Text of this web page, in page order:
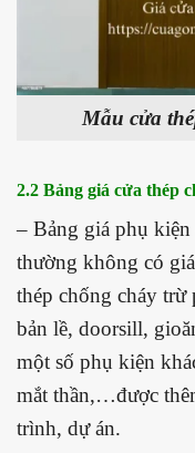
Mẫu cửa
2.2 Bảng giá cửa thép
– Bảng giá phụ kiện
thường không có
thép chống cháy trừ
bản lề, doorsill,
một số phụ kiện
mắt thần,…được
trình, dự án.